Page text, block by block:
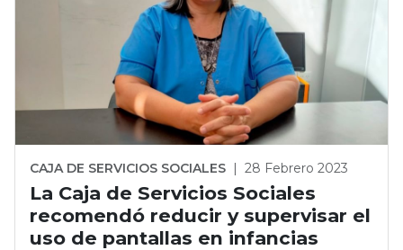
CAJA DE SERVICIOS SOCIALES | 28 Febrero 2023
La Caja de Servicios Sociales
recomendó reducir y supervisar el
uso de pantallas en infancias